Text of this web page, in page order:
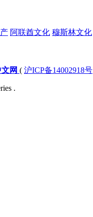
阿联酋文化 穆斯林文化
网 ( 沪ICP备14002918号
.